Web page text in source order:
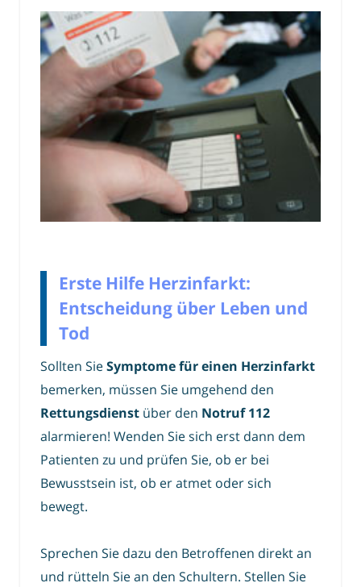
Erste Hilfe Herzinfarkt:
Entscheidung über Leben und
Tod
Sollten SieSymptome für einen Herzinfarkt
bemerken, müssen Sie umgehend den
Rettungsdienst über den Notruf 112
alarmieren! Wenden Sie sich erst dann dem
Patienten zu und prüfen Sie, ob er bei
Bewusstsein ist, ob er atmet oder sich
bewegt.
Sprechen Sie dazu den Betroffenen direkt an
und rütteln Sie an den Schultern. Stellen Sie